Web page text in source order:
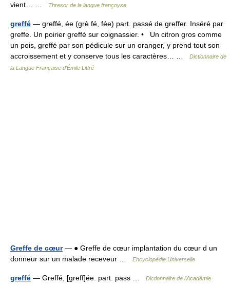
vient… …
Thresor de la langue françoyse
greffé — greffé, ée (grè fé, fée) part. passé de greffer. Inséré par
greffe. Un poirier greffé sur coignassier. • Un citron gros comme
un pois, greffé par son pédicule sur un oranger, y prend tout son
accroissement et y conserve tous les caractères… …
Dictionnaire de
la Langue Française d'Émile Littré
Greffe de cœur— ● Greffe de cœur implantation du cœur d un
donneur sur un malade receveur …
Encyclopédie Universelle
greffé — Greffé, [greff]ée. part. pass …
Dictionnaire de l'Académie